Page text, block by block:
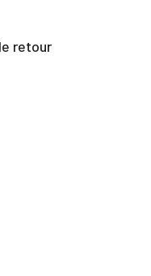
retour